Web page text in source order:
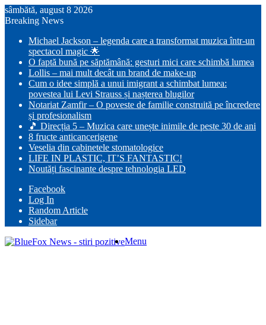
sâmbătă, august 8 2026
Breaking News
Michael Jackson – legenda care a transformat muzica într-un
spectacol magic 🌟
O faptă bună pe săptămână: gesturi mici care schimbă lumea
Lollis – mai mult decât un brand de make-up
Cum o idee simplă a unui imigrant a schimbat lumea:
povestea lui Levi Strauss și nașterea blugilor
Notariat Zamfir – O poveste de familie construită pe încredere
și profesionalism
🎵 Direcția 5 – Muzica care unește inimile de peste 30 de ani
8 fructe anticancerigene
Veselia din cabinetele stomatologice
LIFE IN PLASTIC, IT’S FANTASTIC!
Noutăți fascinante despre tehnologia LED
Facebook
Log In
Random Article
Sidebar
Menu